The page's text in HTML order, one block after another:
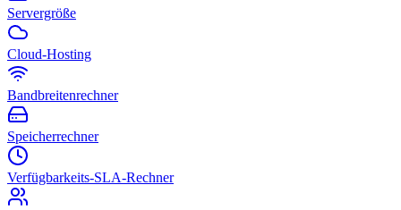
Servergröße
Cloud-Hosting
Bandbreitenrechner
Speicherrechner
Verfügbarkeits-SLA-Rechner